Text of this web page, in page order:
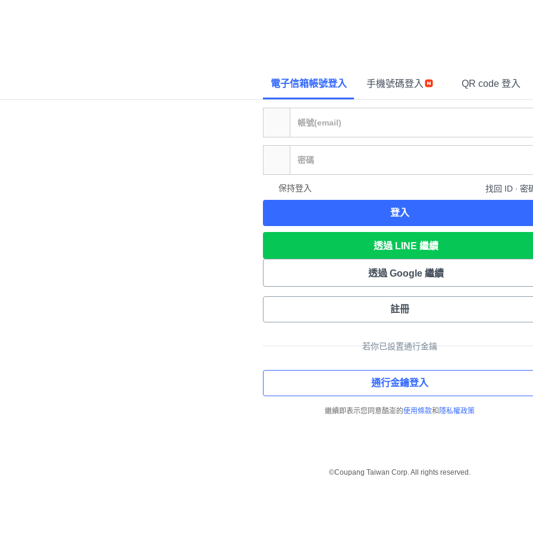
電子信箱帳號登入 手機號碼登入 QR code 登入
保持登入 找回 ID ∙ 密
登入
透過 LINE 繼續
透過 Google 繼續
註冊
若你已設置通行金鑰
通行金鑰登入
繼續即表示您同意酷澎的使用條款和 隱私權政策
©Coupang Taiwan Corp. All rights reserved.